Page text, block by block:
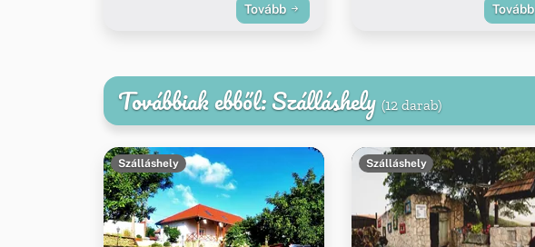
Tovább Tovább
Továbbiak ebből: Szálláshely (12 darab)
Szálláshely Szálláshely